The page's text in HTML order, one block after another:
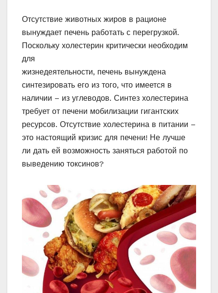
Отсутствие животных жиров в рационе
вынуждает печень работать с перегрузкой.
Поскольку холестерин критически необходим
для
жизнедеятельности, печень вынуждена
синтезировать его из того, что имеется в
наличии – из углеводов. Синтез холестерина
требует от печени мобилизации гигантских
ресурсов. Отсутствие холестерина в питании –
это настоящий кризис для печени! Не лучше
ли дать ей возможность заняться работой по
выведению токсинов?